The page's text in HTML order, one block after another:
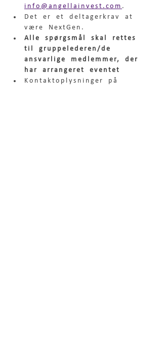
info@angellainvest.com .
Det er et deltagerkrav at
være NextGen.
Alle spørgsmål skal rettes
til gruppelederen/de
ansvarlige medlemmer, der
har arrangeret eventet
Kontaktoplysninger på